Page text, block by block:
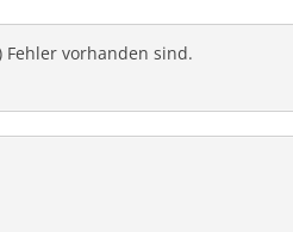
Fehler vorhanden sind.